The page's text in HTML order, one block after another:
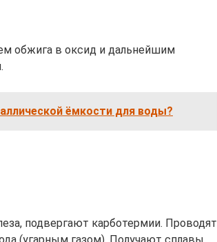
обжига в оксид и дальнейшим
ёмкости для воды?
подвергают карботермии. Проводят
(угарным газом). Получают сплавы